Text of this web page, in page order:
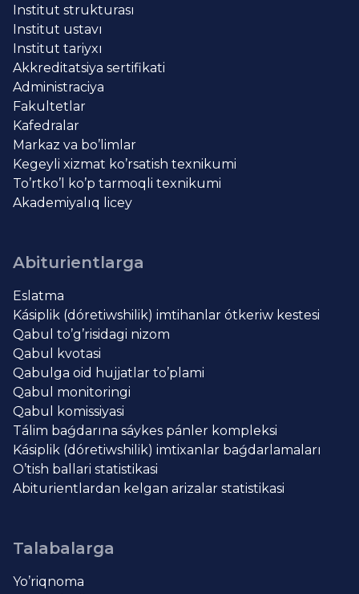
Institut strukturası
Institut ustavı
Institut tariyxı
Akkreditatsiya sertifikati
Administraciya
Fakultetlar
Kafedralar
Markaz va bo’limlar
Kegeyli xizmat ko’rsatish texnikumi
To’rtko’l ko’p tarmoqli texnikumi
Akademiyalıq licey
Abiturientlarga
Eslatma
Kásiplik (dóretiwshilik) imtihanlar ótkeriw kestesi
Qabul to’g’risidagi nizom
Qabul kvotasi
Qabulga oid hujjatlar to’plami
Qabul monitoringi
Qabul komissiyasi
Tálim baǵdarına sáykes pánler kompleksi
Kásiplik (dóretiwshilik) imtixanlar baǵdarlamaları
O’tish ballari statistikasi
Abiturientlardan kelgan arizalar statistikasi
Talabalarga
Yo’riqnoma